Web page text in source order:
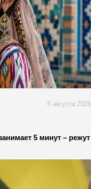
6 августа 2026
5 минут – режут